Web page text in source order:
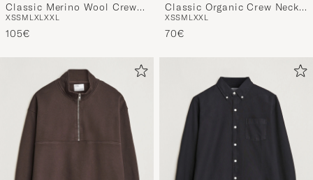
Classic Merino Wool Crew
Neck Navy Blue
XSSM LXLXXL
105€
Classic Organic Crew Neck
Sweat Burned Yellow
XSSM LXXL
70€